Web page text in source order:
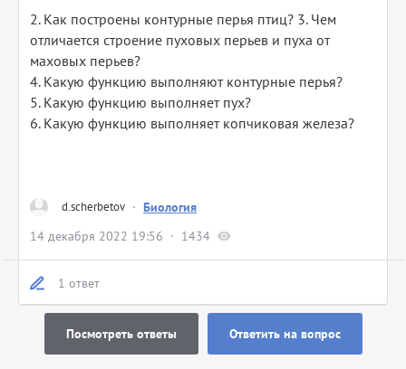
d.scherbetov · Биология
14 декабря 2022 19:56
1434
2. Как построены контурные перья птиц? 3. Чем
отличается строение пуховых перьев и пуха от
маховых перьев?
4. Какую функцию выполняют контурные перья?
5. Какую функцию выполняет пух?
6. Какую функцию выполняет копчиковая железа?
1 ответ
Посмотреть ответы Ответить на вопрос